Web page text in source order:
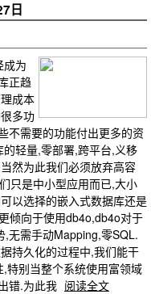
日
成为
正趋
成本
多功
不需要的功能付出更多的资
轻量,零部署,跨平台,义移
然为此我们必须放弃高容
只是中小型应用而已,大小
以选择的嵌入式数据库还是
倾向于使用db4o,db4o对于
,无需手动Mapping,零SQL.
持久化的过程中,我们能干
特别当整个系统使用富领域
错.为此我 阅读全文